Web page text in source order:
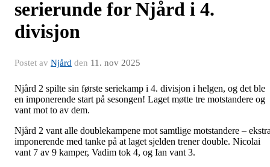
serierunde for Njård i 4.
divisjon
Postet av Njård den 11. nov 2025
Njård 2 spilte sin første seriekamp i 4. divisjon i helgen, og det ble
en imponerende start på sesongen! Laget møtte tre motstandere og
vant mot to av dem.
Njård 2 vant alle doublekampene mot samtlige motstandere –
imponerende med tanke på at laget sjelden trener double. Nicolai
vant 7 av 9 kamper, Vadim tok 4, og Ian vant 3.